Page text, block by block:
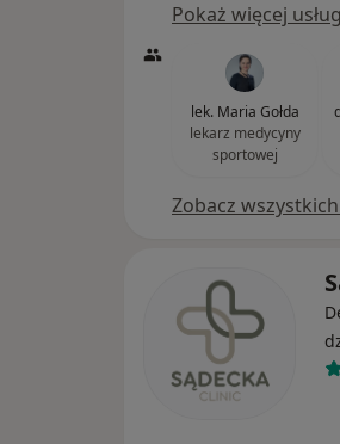
Pokaż więcej usług
lek. Maria Gołda
lekarz medycyny
sportowej
Zobacz